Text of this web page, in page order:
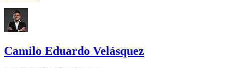
Camilo Eduardo Velásquez